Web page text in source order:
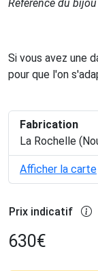
Référence du
Si vous avez une
pour que l'on
Fabrication
La Rochelle
Afficher la carte
Prix indicatif
630€